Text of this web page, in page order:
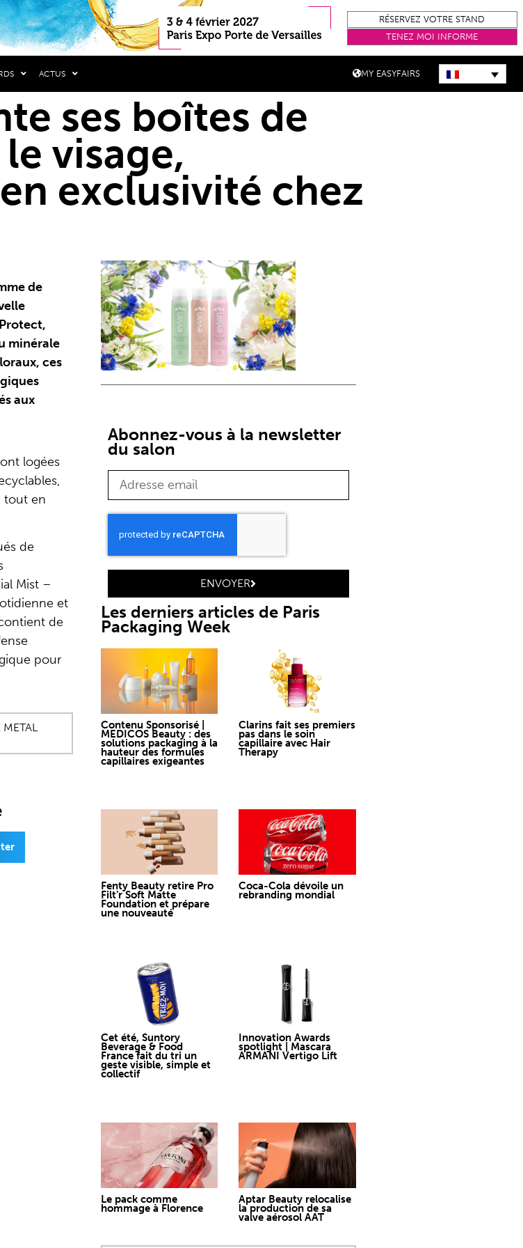
RÉSERVEZ VOTRE STAND
TENEZ MOI INFORME
ACTUS MY EASYFAIRS
ses boîtes de
visage,
exclusivité chez
de
minérale
ces
aux
logées
tout en
de
Mist –
et
de
pour
Abonnez-vous à la newsletter
du salon
ENVOYER
Les derniers articles de Paris
Packaging Week
Contenu Sponsorisé |
MEDICOS Beauty : des
solutions packaging à la
hauteur des formules
capillaires exigeantes
Clarins fait ses premiers
pas dans le soin
capillaire avec Hair
Therapy
Fenty Beauty retire Pro
Filt’r Soft Matte
Foundation et prépare
une nouveauté
Coca-Cola dévoile un
rebranding mondial
Cet été, Suntory
Beverage & Food
France fait du tri un
geste visible, simple et
collectif
Innovation Awards
spotlight | Mascara
ARMANI Vertigo Lift
Le pack comme
hommage à Florence
Aptar Beauty relocalise
la production de sa
valve aérosol AAT